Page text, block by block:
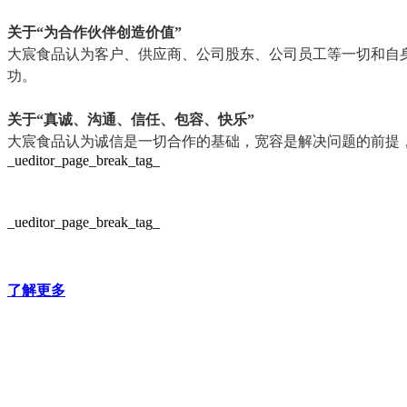
关于“为合作伙伴创造价值”
大宸食品认为客户、供应商、公司股东、公司员工等一切和
功。
关于“真诚、沟通、信任、包容、快乐”
大宸食品认为诚信是一切合作的基础，宽容是解决问题的前
_ueditor_page_break_tag_
_ueditor_page_break_tag_
了解更多